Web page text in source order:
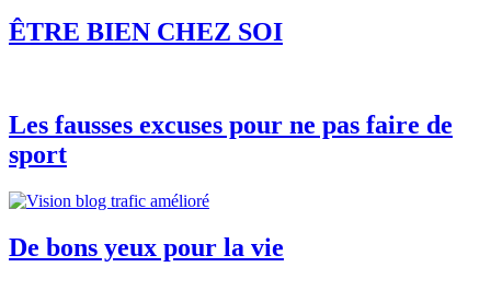
ÊTRE BIEN CHEZ SOI
Les fausses excuses pour ne pas faire de
sport
De bons yeux pour la vie